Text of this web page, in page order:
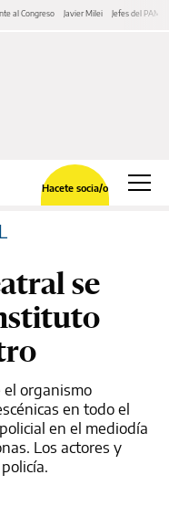
al Congreso Javier Milei Jefes del PAMI
Hacete socia/o
se
el organismo
en todo el
en el mediodía
Los actores y